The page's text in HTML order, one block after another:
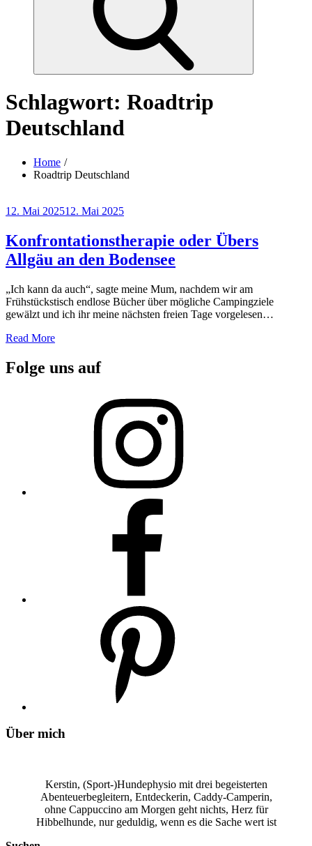
Schlagwort: Roadtrip
Deutschland
Home
Roadtrip Deutschland
Posted
12. Mai 202512. Mai 2025
Konfrontationstherapie oder Übers
Allgäu an den Bodensee
„Ich kann da auch“, sagte meine Mum, nachdem wir am
Frühstückstisch endlose Bücher über mögliche Campingziele
gewälzt und ich ihr meine nächsten freien Tage vorgelesen…
Read More
Folge uns auf
Über mich
Kerstin, (Sport-)Hundephysio mit drei begeisterten
Abenteuerbegleitern, Entdeckerin, Caddy-Camperin,
ohne Cappuccino am Morgen geht nichts, Herz für
Hibbelhunde, nur geduldig, wenn es die Sache wert ist